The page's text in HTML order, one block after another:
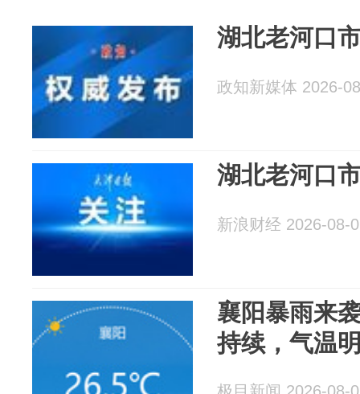
湖北老河口
政知新媒体 2026-
湖北老河口
新浪财经 2026-08-
襄阳暴雨来
持续，气温